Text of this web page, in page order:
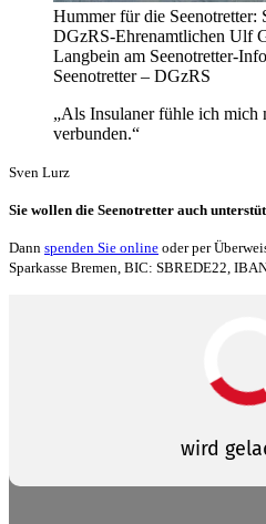
Hummer für die
DGzRS-Ehrenamtlichen Ulf
Langbein am Seenotretter-
Seenotretter – DGzRS
„Als Insulaner fühle ich mich
verbunden.“
Sven Lurz
Sie wollen die Seenotretter auch
Dann spenden Sie online oder per
Sparkasse Bremen, BIC: SBREDE22,